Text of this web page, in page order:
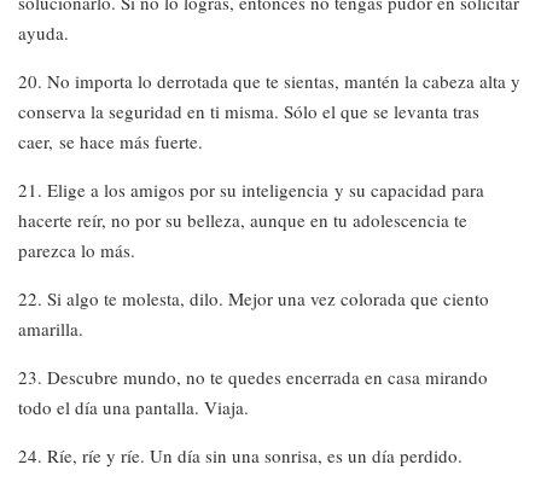
ayuda.
20. No importa lo derrotada que te sientas, mantén la cabeza alta y
conserva la seguridad en ti misma. Sólo el que se levanta tras
caer, se hace más fuerte.
21. Elige a los amigos por su inteligencia y su capacidad para
hacerte reír, no por su belleza, aunque en tu adolescencia te
parezca lo más.
22. Si algo te molesta, dilo. Mejor una vez colorada que ciento
amarilla.
23. Descubre mundo, no te quedes encerrada en casa mirando
todo el día una pantalla. Viaja.
24. Ríe, ríe y ríe. Un día sin una sonrisa, es un día perdido.